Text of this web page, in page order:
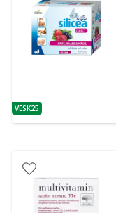
patarimas
VESK25